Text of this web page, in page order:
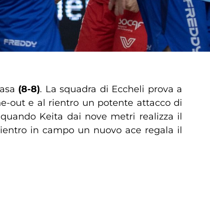
(8-8). La squadra di Eccheli prova a
out e al rientro un potente attacco di
Keita dai nove metri realizza il
in campo un nuovo ace regala il